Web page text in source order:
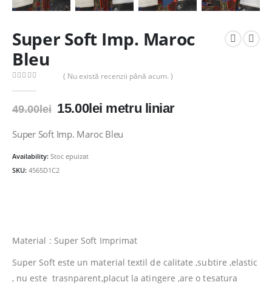
Super Soft Imp. Maroc
Bleu
( Nu există recenzii până acum. )
49.00lei Prețul
a
49.00lei.
15.00leiPrețul
este:
metru liniar
Super Soft Imp. Maroc Bleu
Availability: Stoc epuizat
SKU: 4565D1C2
Material : Super Soft Imprimat
Super Soft este un material textil de calitate ,subtire ,elastic
, nu este trasnparent,placut la atingere ,are o tesatura